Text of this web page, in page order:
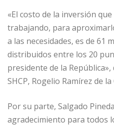
«El costo de la inversión
trabajando, para
a las necesidades, es de 61
distribuidos entre los 20
presidente de la
SHCP, Rogelio Ramírez de la
Por su parte, Salgado
agradecimiento para todos